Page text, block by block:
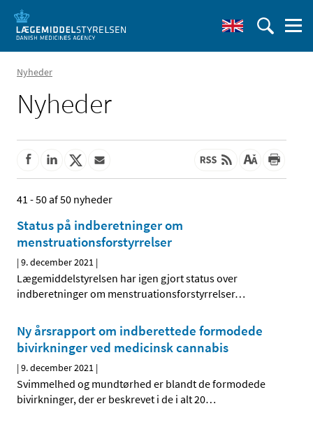
Nyheder
Nyheder
41 - 50 af 50 nyheder
Status på indberetninger om
menstruationsforstyrrelser
|9. december 2021 |
Lægemiddelstyrelsen har igen gjort status over
indberetninger om menstruationsforstyrrelser…
Ny årsrapport om indberettede formodede
bivirkninger ved medicinsk cannabis
|9. december 2021 |
Svimmelhed og mundtørhed er blandt de formodede
bivirkninger, der er beskrevet i de i alt 20…